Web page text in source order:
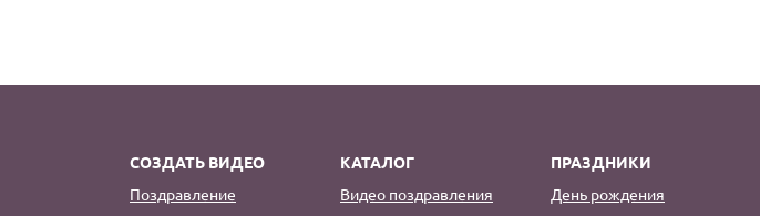
СОЗДАТЬ ВИДЕО
Поздравление
КАТАЛОГ
Видео поздравления
ПРАЗДНИКИ
День рождения